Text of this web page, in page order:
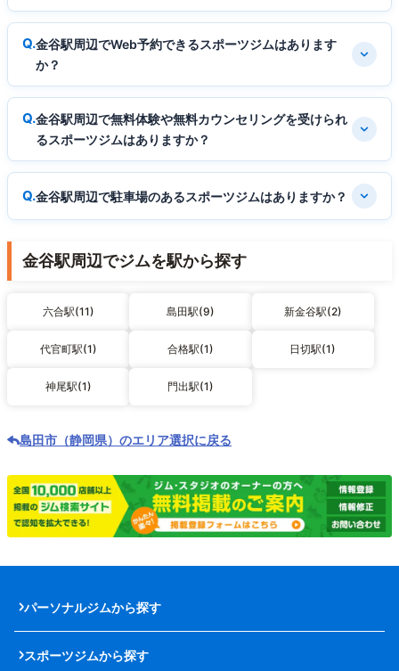
金谷駅周辺でWeb予約できるスポーツジムはあります
か？
金谷駅周辺で無料体験や無料カウンセリングを受けられ
るスポーツジムはありますか？
金谷駅周辺で駐車場のあるスポーツジムはありますか？
金谷駅周辺でジムを駅から探す
六合駅(11) 島田駅(9) 新金谷駅(2)
代官町駅(1) 合格駅(1) 日切駅(1)
神尾駅(1) 門出駅(1)
島田市（静岡県）のエリア選択に戻る
パーソナルジムから探す
スポーツジムから探す